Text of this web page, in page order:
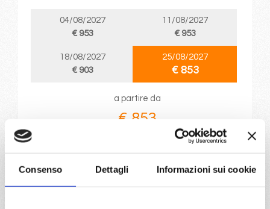
Consenso Dettagli Informazioni sui cookie
04/08/2027
€ 953
11/08/2027
€ 953
18/08/2027
€ 903
25/08/2027
€ 853
a partire da
€ 853
daGenovaconMSC Orchestra